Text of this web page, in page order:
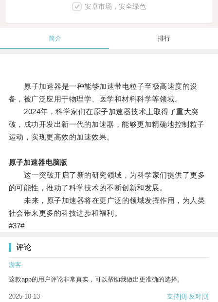
安卓市场，安全绿色
简介 排行
原子加速器是一种能够加速带电粒子至极高速度的设
备，被广泛应用于物理学、医学和材料科学等领域。
2024年，科学家们在原子加速器技术上取得了重大突
破，成功开发出新一代的加速器，能够更加精确地控制粒子
运动，实现更高效的加速效果。
原子加速器电脑版
这一突破开启了新的研究领域，为科学家们提供了更多
的可能性，推动了科学技术的不断创新和发展。
未来，原子加速器将在更广泛的领域发挥作用，为人类
社会带来更多的科技进步和福利。
#37#
评论
游客
这款app的用户评论非常真实，可以帮助我做出更准确的选择。
2025-10-13 支持[0] 反对[0]